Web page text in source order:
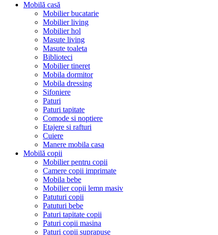
Mobilă casă
Mobilier bucatarie
Mobilier living
Mobilier hol
Masute living
Masute toaleta
Biblioteci
Mobilier tineret
Mobila dormitor
Mobila dressing
Sifoniere
Paturi
Paturi tapitate
Comode si noptiere
Etajere si rafturi
Cuiere
Manere mobila casa
Mobilă copii
Mobilier pentru copii
Camere copii imprimate
Mobila bebe
Mobilier copii lemn masiv
Patuturi copii
Patuturi bebe
Paturi tapitate copii
Paturi copii masina
Paturi copii suprapuse